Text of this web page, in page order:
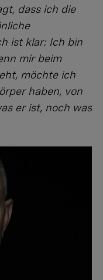
dass ich die
ist klar: Ich bin
mir beim
möchte ich
haben, von
er ist, noch was